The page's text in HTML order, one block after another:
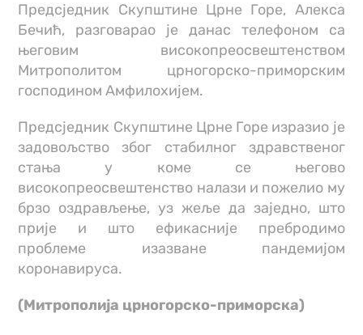
Предсједник Скупштине Црне Горе, Алекса
Бечић, разговарао је данас телефоном са
његовим високопреосвештенством
Митрополитом црногорско-приморским
господином Амфилохијем.
Предсједник Скупштине Црне Горе изразио је
задовољство због стабилног здравственог
стања у коме се његово
високопреосвештенство налази и пожелио му
брзо оздрављење, уз жеље да заједно, што
прије и што ефикасније пребродимо
проблеме изазване пандемијом
коронавируса.
(Митрополија црногорско-приморска)